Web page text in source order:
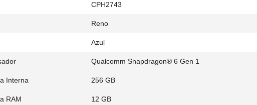
CPH2743
Reno
Azul
Qualcomm Snapdragon® 6 Gen 1
Interna 256 GB
RAM 12 GB